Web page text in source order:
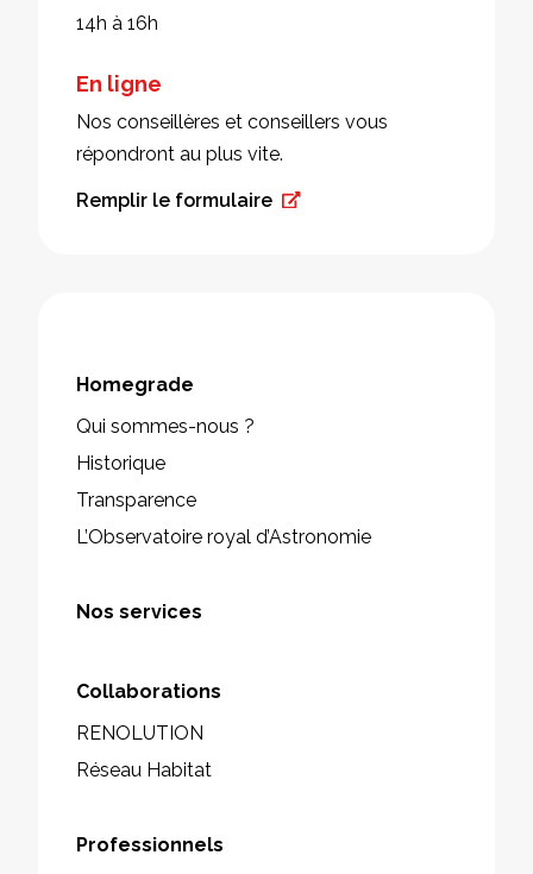
14h à 16h
En ligne
Nos conseillères et conseillers vous
répondront au plus vite.
Remplir le formulaire
Homegrade
Qui sommes-nous ?
Historique
Transparence
L’Observatoire royal d’Astronomie
Nos services
Collaborations
RENOLUTION
Réseau Habitat
Professionnels